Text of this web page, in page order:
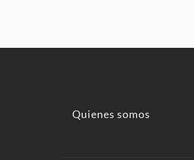
Quienes somos